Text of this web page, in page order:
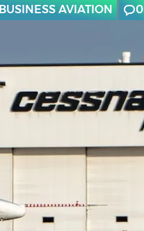
BUSINESS AVIATION 0